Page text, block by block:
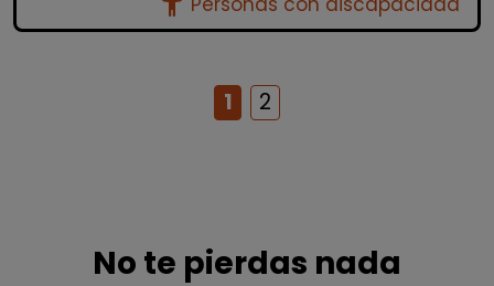
accessibility_new
1 2
No te pierdas nada